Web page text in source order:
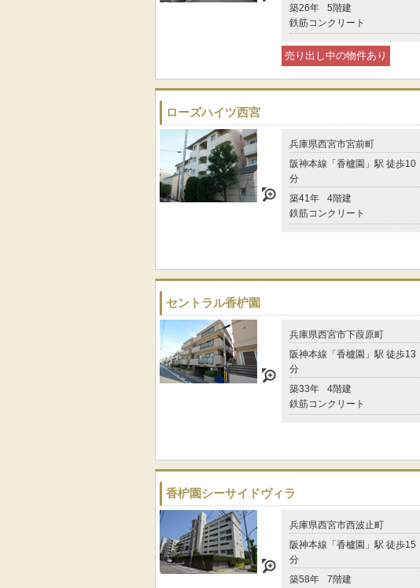
築26年
5階建
鉄筋コンクリート
売り出し中の物件あり
ローズハイツ西宮
兵庫県西宮市宮前町
阪神本線「香櫨園」駅 徒歩10
分
築41年
4階建
鉄筋コンクリート
セントラル香枦園
兵庫県西宮市下葭原町
阪神本線「香櫨園」駅 徒歩13
分
築33年
4階建
鉄筋コンクリート
香枦園シーサイドヴィラ
兵庫県西宮市西波止町
阪神本線「香櫨園」駅 徒歩15
分
築58年
7階建